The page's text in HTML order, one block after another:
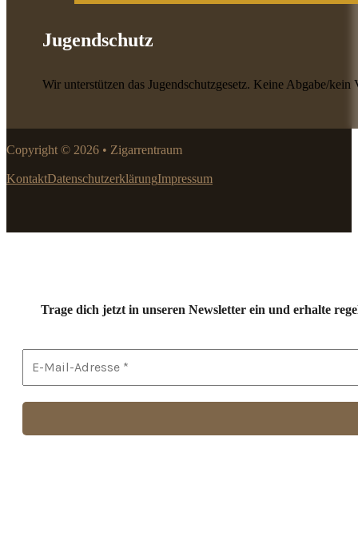
Jugendschutz
Wir unterstützen das Jugendschutzgesetz. Keine Abgabe/
Copyright © 2026 • Zigarrentraum
KontaktDatenschutzerklärungImpressum
Trage dich jetzt in unseren Newsletter ein und erhalte